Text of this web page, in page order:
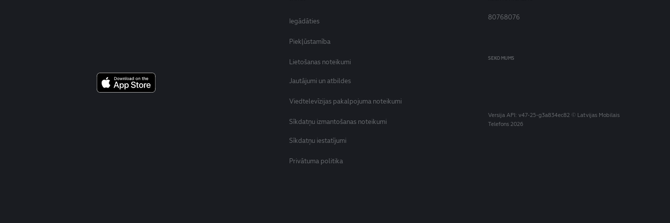
Iegādāties
Piekļūstamība
Lietošanas noteikumi
Jautājumi un atbildes
Viedtelevīzijas pakalpojuma noteikumi
Sīkdatņu izmantošanas noteikumi
Sīkdatņu iestatījumi
Privātuma politika
80768076
SEKO MUMS
Versija API: v47-25-g3a834ec82© Latvijas Mobilais
Telefons 2026